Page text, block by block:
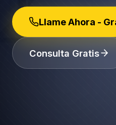
Accidentes de
Accidentes de
Discriminación Laboral
Salarios y Horas
(888)
Llame Ahora -
Consulta Gratis